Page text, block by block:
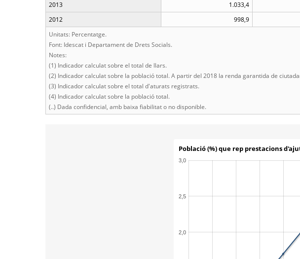
2013
1.033,4
2012
998,9
Unitats: Percentatge.
Font: Idescat i Departament de Drets Socials.
Notes:
(1) Indicador calculat sobre el total de llars.
(2) Indicador calculat sobre la població total. A partir del 2018 la renda garantida de
(3) Indicador calculat sobre el total d'aturats registrats.
(4) Indicador calculat sobre la població total.
(..) Dada confidencial, amb baixa fiabilitat o no disponible.